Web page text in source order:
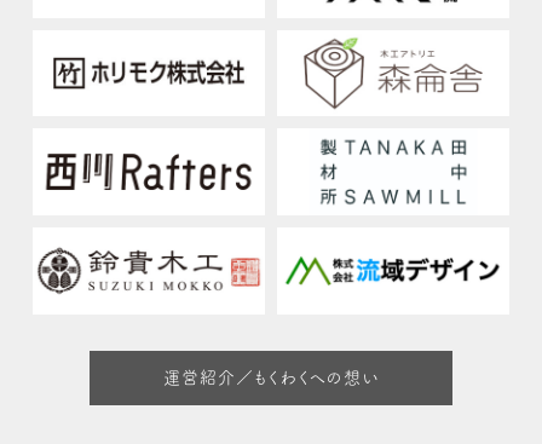
運営紹介／もくわくへの想い